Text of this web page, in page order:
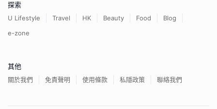
探索
U Lifestyle Travel HK Beauty Food
Blog
e-zone
其他
關於我們 免責聲明 使用條款 私隱政策 聯絡我們